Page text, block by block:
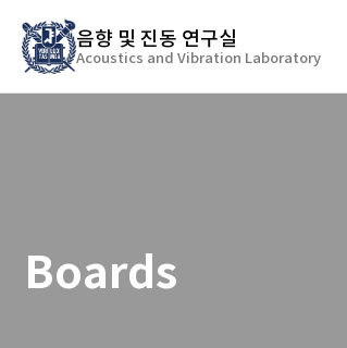
기
음향 및 진동 연구실
Acoustics and Vibration Laboratory
Boards